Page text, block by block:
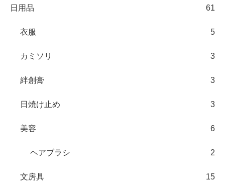
日用品 61
衣服 5
カミソリ 3
絆創膏 3
日焼け止め 3
美容 6
ヘアブラシ 2
文房具 15